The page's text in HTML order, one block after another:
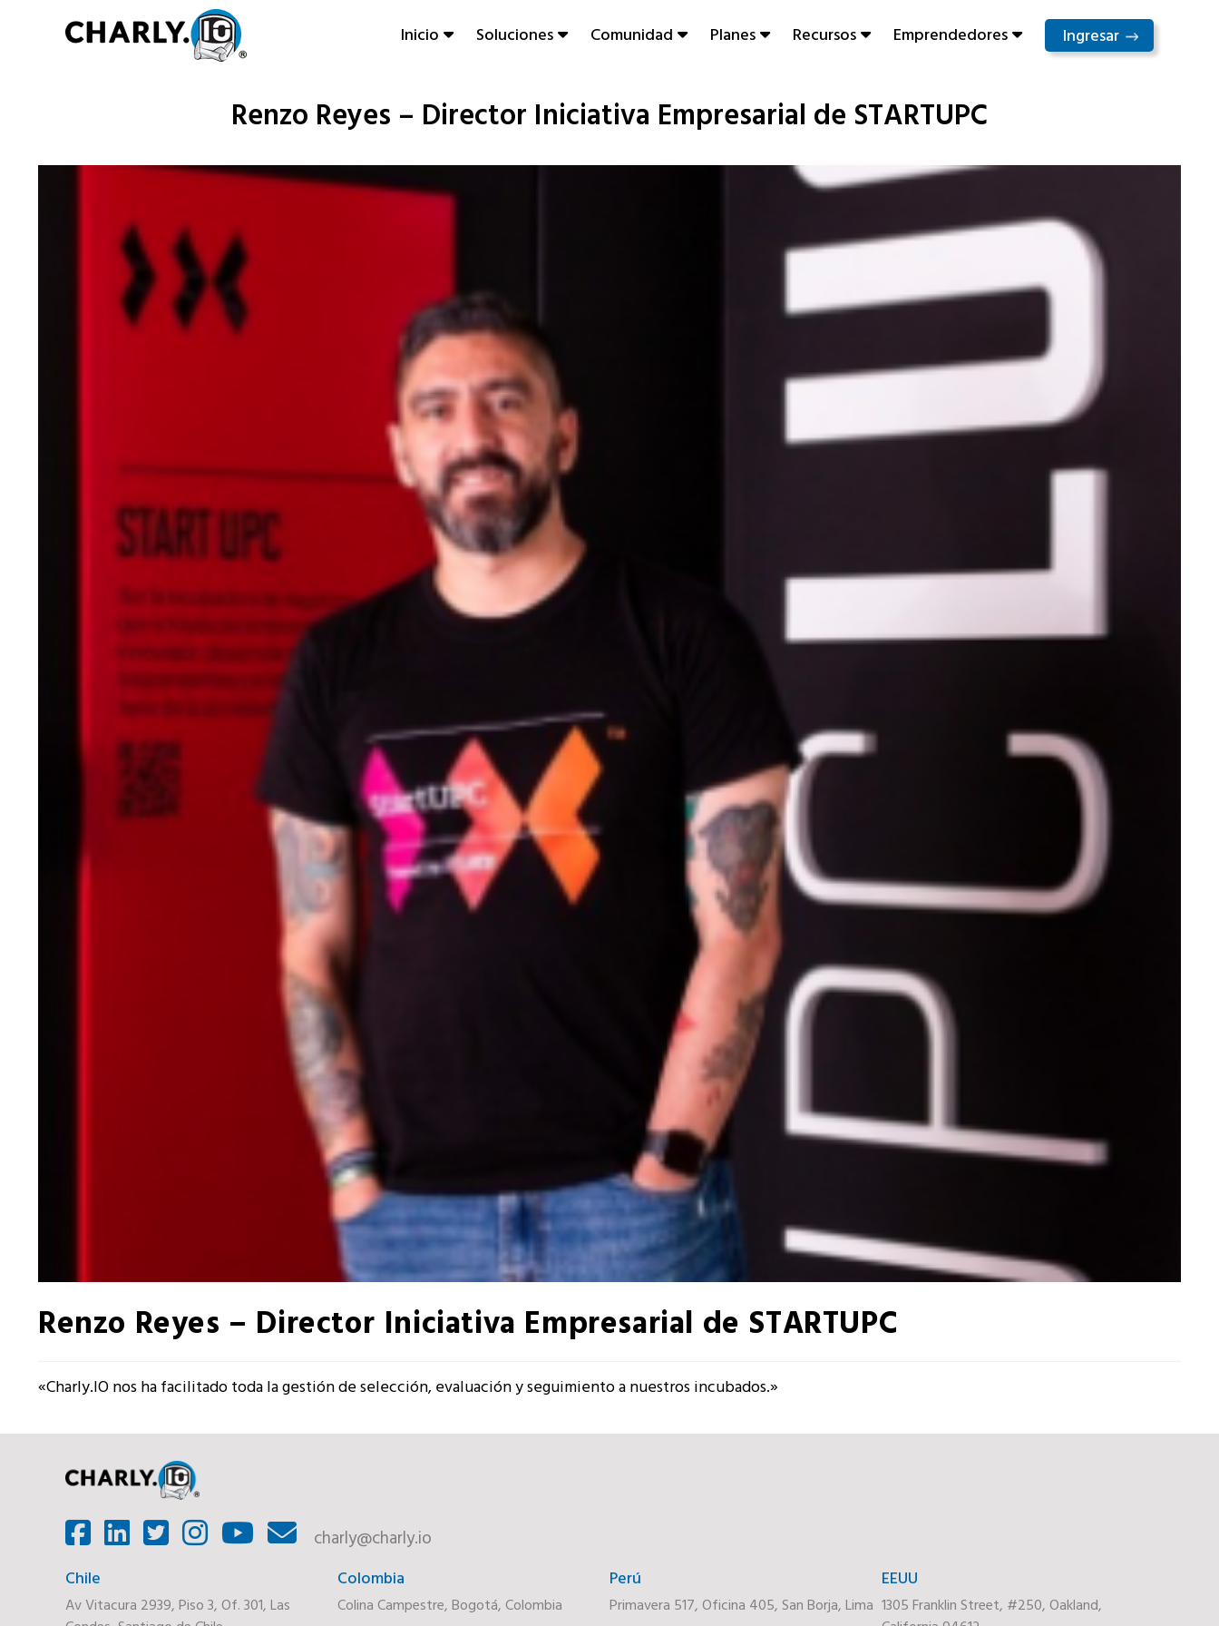
Inicio Soluciones Comunidad Planes Recursos Emprendedores Ingresar
Renzo Reyes – Director Iniciativa Empresarial de STARTUPC
Renzo Reyes – Director Iniciativa Empresarial de STARTUPC
«Charly.IO nos ha facilitado toda la gestión de selección, evaluación y seguimiento a nuestros incubados.»
charly@charly.io
Chile
Av Vitacura 2939, Piso 3, Of. 301, Las
Colombia
Colina Campestre, Bogotá, Colombia
Perú
Primavera 517, Oficina 405, San Borja, Lima
EEUU
1305 Franklin Street, #250, Oakland,